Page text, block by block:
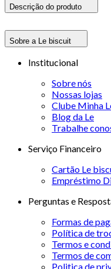
Descrição do produto
Sobre a Le biscuit
Institucional
Sobre nós
Nossas lojas
Clube Minha
Blog da Le
Trabalhe
Serviço Financeiro
Cartão Le
Empréstimo
Perguntas e
Formas de
Política de
Termos e
Termos de
Politica de